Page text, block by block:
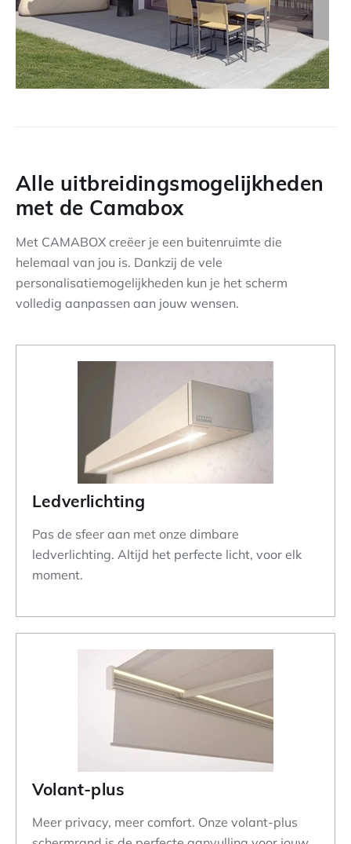
Alle uitbreidingsmogelijkheden
met de Camabox
Met CAMABOX creëer je een buitenruimte die
helemaal van jou is. Dankzij de vele
personalisatiemogelijkheden kun je het scherm
volledig aanpassen aan jouw wensen.
Ledverlichting
Pas de sfeer aan met onze dimbare
ledverlichting. Altijd het perfecte licht, voor elk
moment.
Volant-plus
Meer privacy, meer comfort. Onze volant-plus